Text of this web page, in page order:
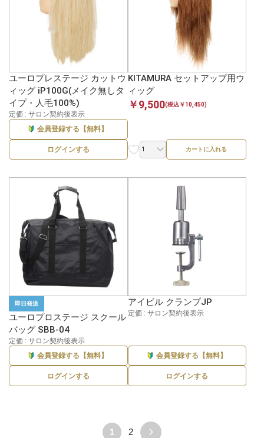
ユーロプレステージ カットウ
ィッグ iP100G(メイク無しタ
イプ・人毛100%)
定価 : サロン契約後表示
会員登録する【無料】
ログインする
KITAMURA セットアップ用ウ
ィッグ
￥9,500(税込￥10,450)
カートに入れる
即日発送
ユーロプロステージ スクール
バッグ SBB-04
定価 : サロン契約後表示
会員登録する【無料】
ログインする
アイビル クランプJP
定価 : サロン契約後表示
会員登録する【無料】
ログインする
1 2